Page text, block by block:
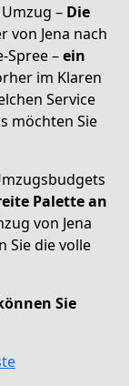
– Die
von Jena nach
Spree –ein
im Klaren
Service
möchten Sie
Palette an
von Jena
Sie die volle
Sie